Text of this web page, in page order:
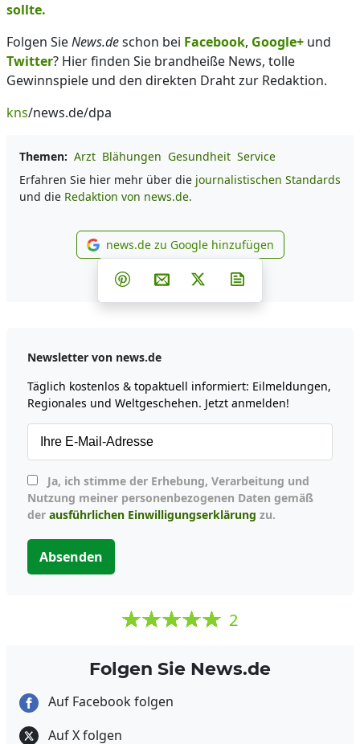
sollte.
Folgen SieNews.deschon bei Facebook, Google+ und
Twitter? Hier finden Sie brandheiße News, tolle
Gewinnspiele und den direkten Draht zur Redaktion.
kns/news.de/dpa
Themen: Arzt Blähungen Gesundheit Service
Erfahren Sie hier mehr über die journalistischen Standards
und die Redaktion von news.de.
news.de zu Google
news.de zu Google hinzufügen
Teilen auf Facebook
Teilen auf Whatsapp
Teilen auf Telegram
Teilen auf Pinterest
Per E-Mail teilen
Post auf X
Newsletter von news.de
Täglich kostenlos & topaktuell informiert: Eilmeldungen,
Regionales und Weltgeschehen. Jetzt anmelden!
Nutzung meiner personenbezogenen Daten gemäß
der ausführlichen Einwilligungserklärung zu.
Absenden
2
Folgen Sie News.de
Auf Facebook folgen
Auf X folgen